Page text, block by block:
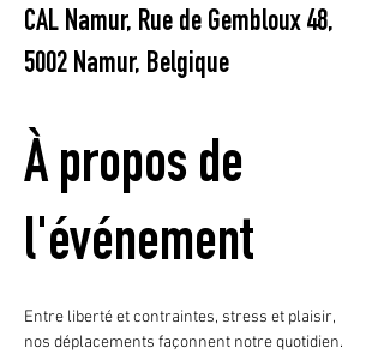
CAL Namur, Rue de Gembloux 48,
5002 Namur, Belgique
À propos de
l'événement
Entre liberté et contraintes, stress et plaisir,
nos déplacements façonnent notre quotidien.